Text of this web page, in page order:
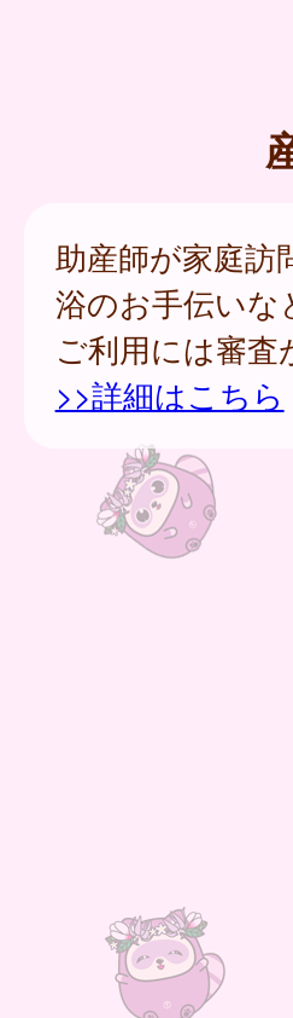
助産師が家庭訪
浴のお手伝い
ご利用には審査
>>詳細はこちら